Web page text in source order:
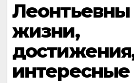
жизни,